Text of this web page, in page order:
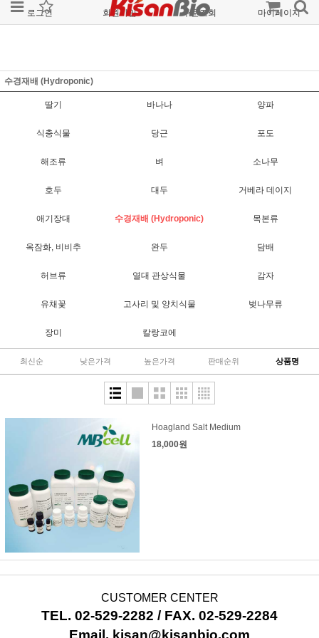
로그인 회원가입 주문조회 마이페이지
수경재배 (Hydroponic)
딸기 바나나 양파
식충식물 당근 포도
해조류 벼 소나무
호두 대두 거베라 데이지
애기장대 수경재배 (Hydroponic) 목본류
옥잠화, 비비추 완두 담배
허브류 열대 관상식물 감자
유채꽃 고사리 및 양치식물 벚나무류
장미 칼랑코에
최신순 낮은가격 높은가격 판매순위 상품명
Hoagland Salt Medium
18,000원
CUSTOMER CENTER
TEL. 02-529-2282 / FAX. 02-529-2284
Email. kisan@kisanbio.com